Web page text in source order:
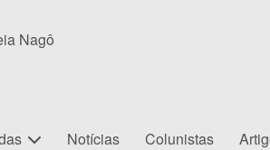
Notícias Colunistas